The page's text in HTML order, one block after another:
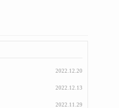
2022.12.20
2022.12.13
2022.11.29